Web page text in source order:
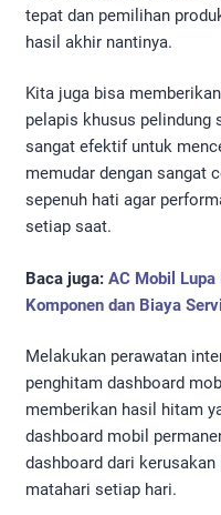
tepat dan pemilihan
hasil akhir nantinya.
Kita juga bisa
pelapis khusus pelindung
sangat efektif untuk
memudar dengan sangat
sepenuh hati agar
setiap saat.
Baca juga: AC Mobil
Komponen dan Biaya
Melakukan perawatan
penghitam dashboard
memberikan hasil hitam
dashboard mobil
dashboard dari
matahari setiap hari.